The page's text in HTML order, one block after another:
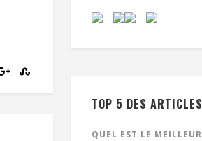
TOP 5 DES ARTICLES
QUEL EST LE